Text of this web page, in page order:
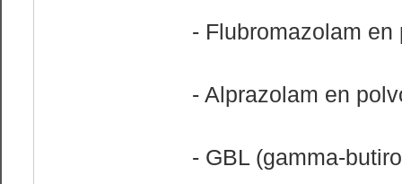
- Flubromazolam en
- Alprazolam en
- GBL (gamma-